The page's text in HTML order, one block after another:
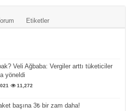
Etiketler
Veli Ağbaba: Vergiler arttı tüketiciler
yöneldi
11,272
başına 3₺ bir zam daha!